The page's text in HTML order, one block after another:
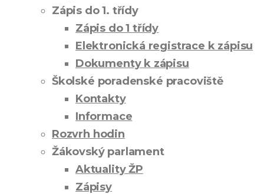
Zápis do 1. třídy
Zápis do 1 třídy
Elektronická registrace k zápisu
Dokumenty k zápisu
Školské poradenské pracoviště
Kontakty
Informace
Rozvrh hodin
Žákovský parlament
Aktuality ŽP
Zápisy